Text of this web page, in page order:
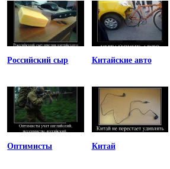
Российский сыр Китайские авто
Оптимисты Китай